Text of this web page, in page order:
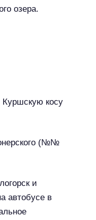
озера.
Куршскую косу
(№№
и
автобусе в